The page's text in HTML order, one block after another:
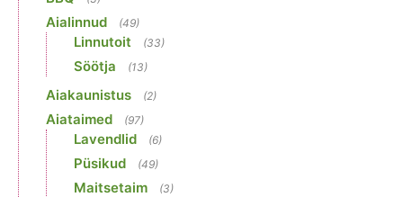
Aialinnud (49)
Linnutoit (33)
Söötja (13)
Aiakaunistus (2)
Aiataimed (97)
Lavendlid (6)
Püsikud (49)
Maitsetaim (3)